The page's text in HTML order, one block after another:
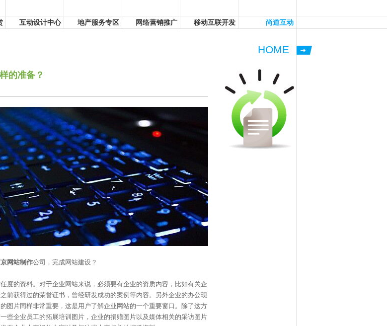
互动设计中心 地产服务专区 网络营销推广 移动互联开发 尚道互动
HOME
的准备？
网站制作公司，完成网站建设？
度的资料。对于企业网站来说，必须要有企业的资质内容，比如有关企
前获得过的荣誉证书，曾经研发成功的案例等内容。另外企业的办公现
图片同样非常重要，这是用户了解企业网站的一个重要窗口。除了这方
些企业员工的拓展培训图片，企业的捐赠图片以及媒体相关的采访图片